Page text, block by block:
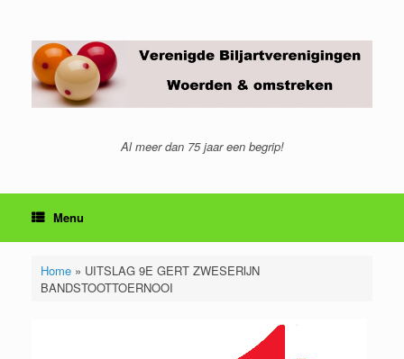
inhoud
Al meer dan 75 jaar een begrip!
Menu
Home» UITSLAG 9E GERT ZWESERIJN
BANDSTOOTTOERNOOI